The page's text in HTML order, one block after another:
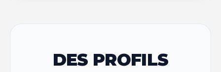
DES PROFILS